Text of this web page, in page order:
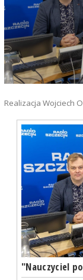
Realizacja Wojciech
"Nauczyciel